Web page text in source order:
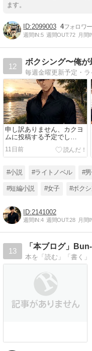
ます。
2099003 4
週間IN:5 週間OUT:72 月間
12
ボクシング〜俺
申し訳ありません、カクヨ
ムに投稿する予定でし
て・・・！！(・ω・)ノ
11日前
#小説 #ライトノベル #
#短編小説 #女子 #ボク
2141002
週間IN:4 週間OUT:28 月間
13
「本ブログ」
本を「読む」「書く」